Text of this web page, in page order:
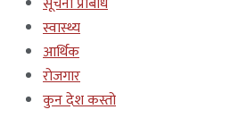
स्वास्थ्य
आर्थिक
रोजगार
कुन देश कस्तो